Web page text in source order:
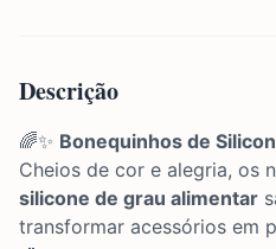
Descrição
🌈✨ Bonequinhos de
Cheios de cor e alegria, os
silicone de grau alimentar
transformar acessórios em